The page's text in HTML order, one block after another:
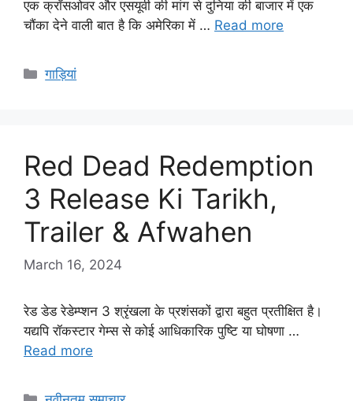
एक क्रॉसओवर और एसयूवी की मांग से दुनिया की बाजार में एक
चौंका देने वाली बात है कि अमेरिका में … Read more
Categories
गाड़ियां
Red Dead Redemption
3 Release Ki Tarikh,
Trailer & Afwahen
March 16, 2024
रेड डेड रेडेम्प्शन 3 श्रृंखला के प्रशंसकों द्वारा बहुत प्रतीक्षित है।
यद्यपि रॉकस्टार गेम्स से कोई आधिकारिक पुष्टि या घोषणा …
Read more
Categories